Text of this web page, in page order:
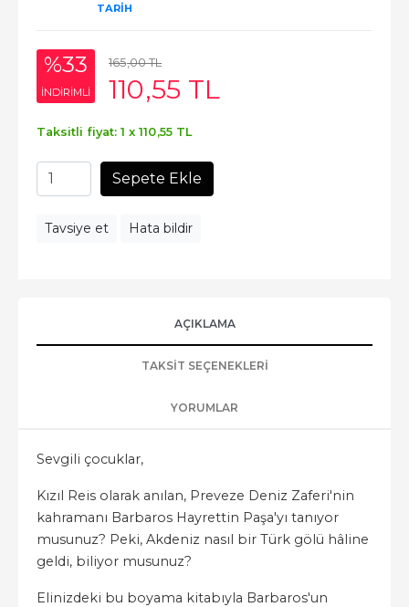
TARIH
%33
INDIRIMLI
165,00TL
110,55 TL
Taksitli fiyat: 1 x 110,55 TL
Sepete Ekle
Tavsiye et Hata bildir
AÇIKLAMA
TAKSIT SEÇENEKLERI
YORUMLAR
Sevgili çocuklar,
Kızıl Reis olarak anılan, Preveze Deniz Zaferi'nin
kahramanı Barbaros Hayrettin Paşa'yı tanıyor
musunuz? Peki, Akdeniz nasıl bir Türk gölü hâline
geldi, biliyor musunuz?
Elinizdeki bu boyama kitabıyla Barbaros'un